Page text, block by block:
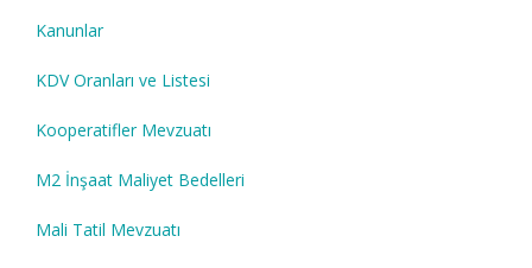
Kanunlar
KDV Oranları ve Listesi
Kooperatifler Mevzuatı
M2 İnşaat Maliyet Bedelleri
Mali Tatil Mevzuatı